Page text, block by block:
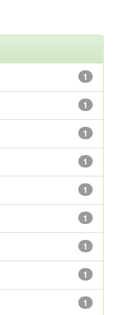
1
1
1
1
1
1
1
1
1